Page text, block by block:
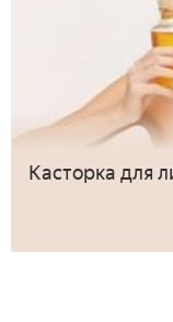
Касторка для